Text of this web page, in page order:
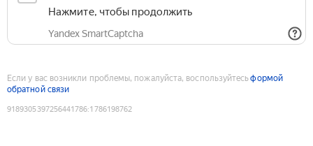
Нажмите, чтобы продолжить
Yandex SmartCaptcha
Если у вас возникли проблемы, пожалуйста, воспользуйтесьформой
обратной связи
9189305397256441786:1786198762